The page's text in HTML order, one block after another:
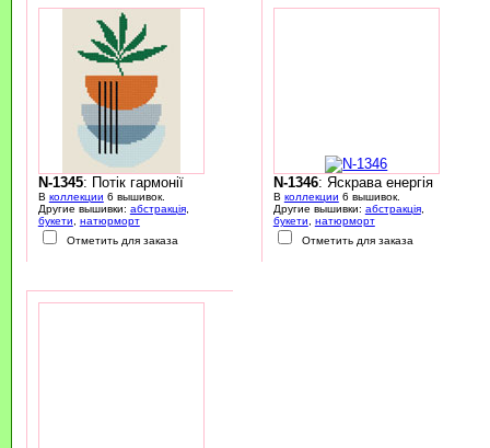
N-1345: Потік гармонії
В коллекции 6 вышивок.
Другие вышивки: абстракція,
букети
натюрморт
Отметить для заказа
N-1346: Яскрава енергія
В коллекции 6 вышивок.
Другие вышивки: абстракція,
букети
натюрморт
Отметить для заказа